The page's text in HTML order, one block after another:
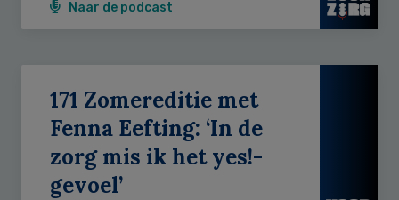
Naar de podcast
171 Zomereditie met
Fenna Eefting: ‘In de
zorg mis ik het yes!-
gevoel’